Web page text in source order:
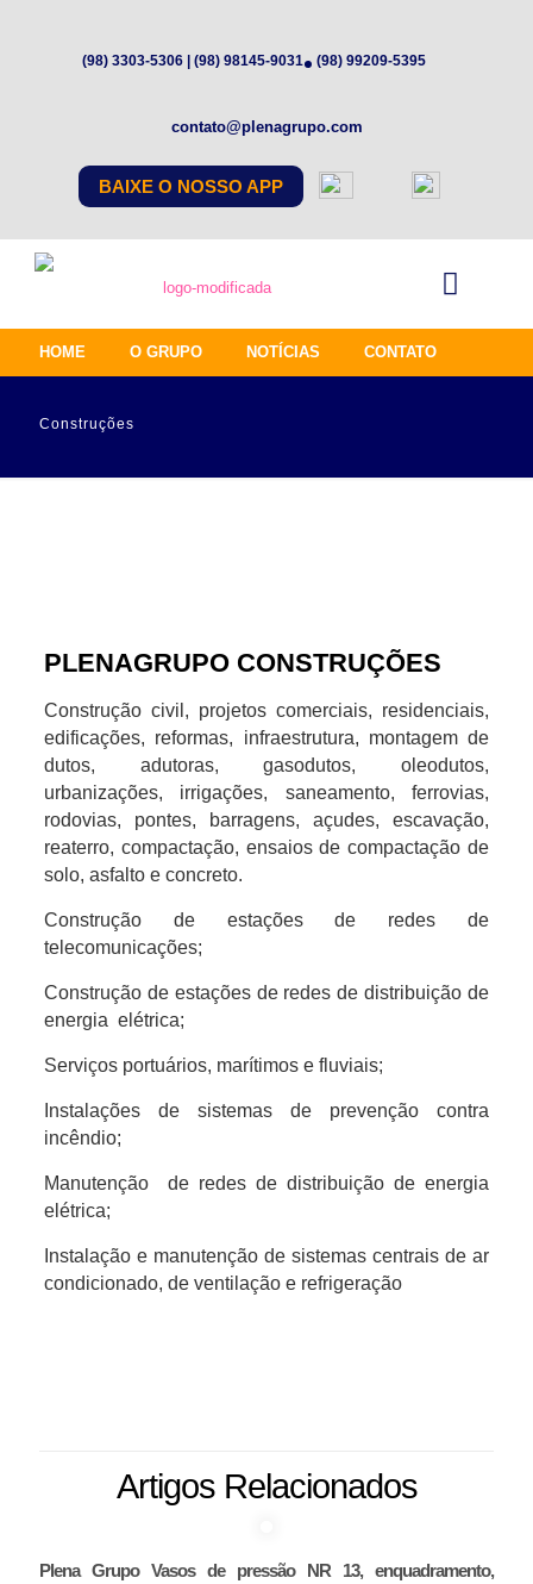
(98) 3303-5306 | (98) 98145-9031 (98) 99209-5395
contato@plenagrupo.com
BAIXE O NOSSO APP
HOME O GRUPO NOTÍCIAS CONTATO
Construções
PLENAGRUPO CONSTRUÇÕES
Construção civil, projetos comerciais, residenciais,
edificações, reformas, infraestrutura, montagem de
dutos, adutoras, gasodutos, oleodutos,
urbanizações, irrigações, saneamento, ferrovias,
rodovias, pontes, barragens, açudes, escavação,
reaterro, compactação, ensaios de compactação de
solo, asfalto e concreto.
Construção de estações de redes de
telecomunicações;
Construção de estações de redes de distribuição de
energia elétrica;
Serviços portuários, marítimos e fluviais;
Instalações de sistemas de prevenção contra
incêndio;
Manutenção de redes de distribuição de energia
elétrica;
Instalação e manutenção de sistemas centrais de ar
condicionado, de ventilação e refrigeração
Artigos Relacionados
Plena Grupo Vasos de pressão NR 13, enquadramento,